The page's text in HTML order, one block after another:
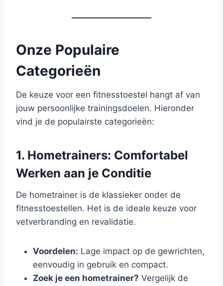
Onze Populaire
Categorieën
De keuze voor een fitnesstoestel hangt af van
jouw persoonlijke trainingsdoelen. Hieronder
vind je de populairste categorieën:
1. Hometrainers: Comfortabel
Werken aan je Conditie
De hometrainer is de klassieker onder de
fitnesstoestellen. Het is de ideale keuze voor
vetverbranding en revalidatie.
Voordelen: Lage impact op de gewrichten,
eenvoudig in gebruik en compact.
Zoek je een hometrainer? Vergelijk de